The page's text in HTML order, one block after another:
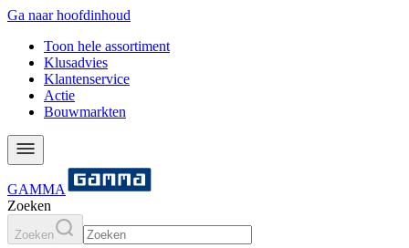
Ga naar hoofdinhoud
Toon hele assortiment
Klusadvies
Klantenservice
Actie
Bouwmarkten
GAMMA
Zoeken
Zoeken